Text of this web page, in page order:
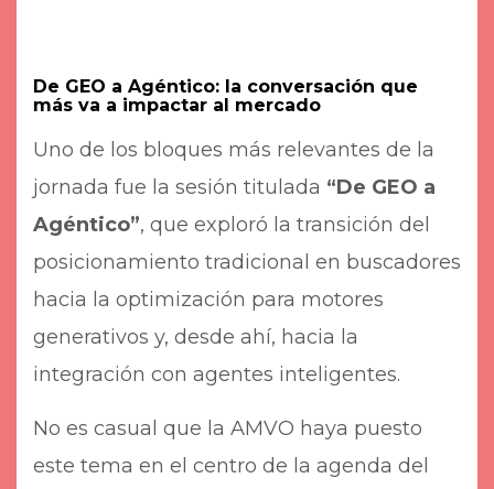
De GEO a Agéntico: la conversación que
más va a impactar al mercado
Uno de los bloques más relevantes de la
jornada fue la sesión titulada “De GEO a
Agéntico”, que exploró la transición del
posicionamiento tradicional en buscadores
hacia la optimización para motores
generativos y, desde ahí, hacia la
integración con agentes inteligentes.
No es casual que la AMVO haya puesto
este tema en el centro de la agenda del